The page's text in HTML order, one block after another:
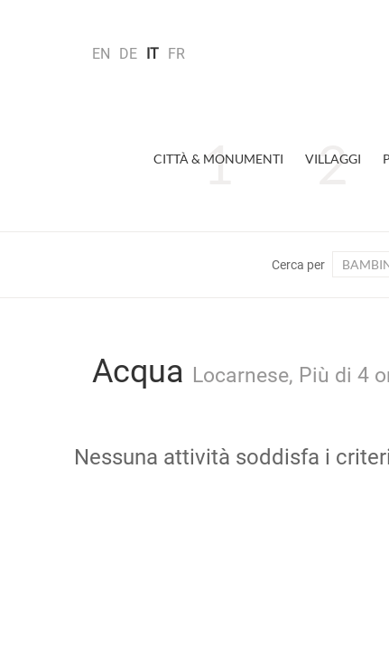
EN DE IT FR
CITTÀ & MONUMENTI VILLAGGI
Cerca per
Acqua Locarnese, Più di 4
Nessuna attività soddisfa i